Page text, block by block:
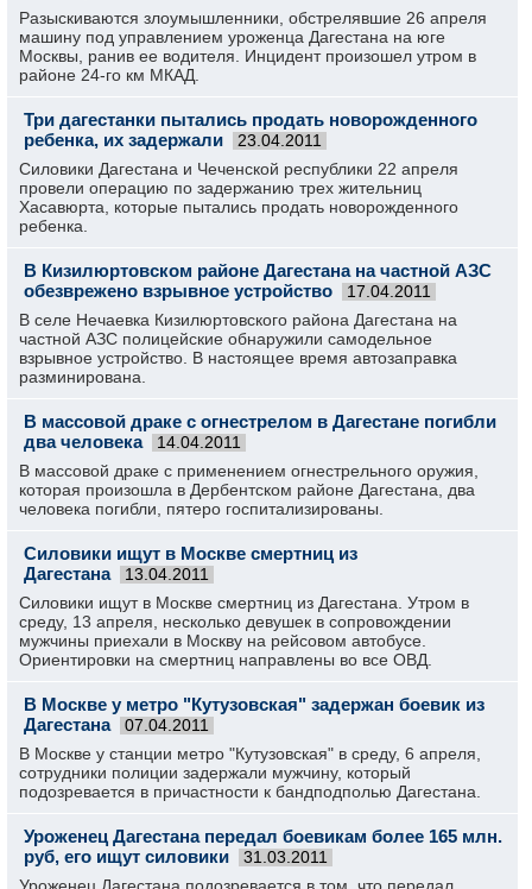
Разыскиваются злоумышленники, обстрелявшие 26 апреля
машину под управлением уроженца Дагестана на юге
Москвы, ранив ее водителя. Инцидент произошел утром в
районе 24-го км МКАД.
Три дагестанки пытались продать новорожденного
ребенка, их задержали
23.04.2011
Силовики Дагестана и Чеченской республики 22 апреля
провели операцию по задержанию трех жительниц
Хасавюрта, которые пытались продать новорожденного
ребенка.
В Кизилюртовском районе Дагестана на частной АЗС
обезврежено взрывное устройство
17.04.2011
В селе Нечаевка Кизилюртовского района Дагестана на
частной АЗС полицейские обнаружили самодельное
взрывное устройство. В настоящее время автозаправка
разминирована.
В массовой драке с огнестрелом в Дагестане погибли
два человека
14.04.2011
В массовой драке с применением огнестрельного оружия,
которая произошла в Дербентском районе Дагестана, два
человека погибли, пятеро госпитализированы.
Силовики ищут в Москве смертниц из
Дагестана
13.04.2011
Силовики ищут в Москве смертниц из Дагестана. Утром в
среду, 13 апреля, несколько девушек в сопровождении
мужчины приехали в Москву на рейсовом автобусе.
Ориентировки на смертниц направлены во все ОВД.
В Москве у метро "Кутузовская" задержан боевик из
Дагестана
07.04.2011
В Москве у станции метро "Кутузовская" в среду, 6 апреля,
сотрудники полиции задержали мужчину, который
подозревается в причастности к бандподполью Дагестана.
Уроженец Дагестана передал боевикам более 165 млн.
руб, его ищут силовики
31.03.2011